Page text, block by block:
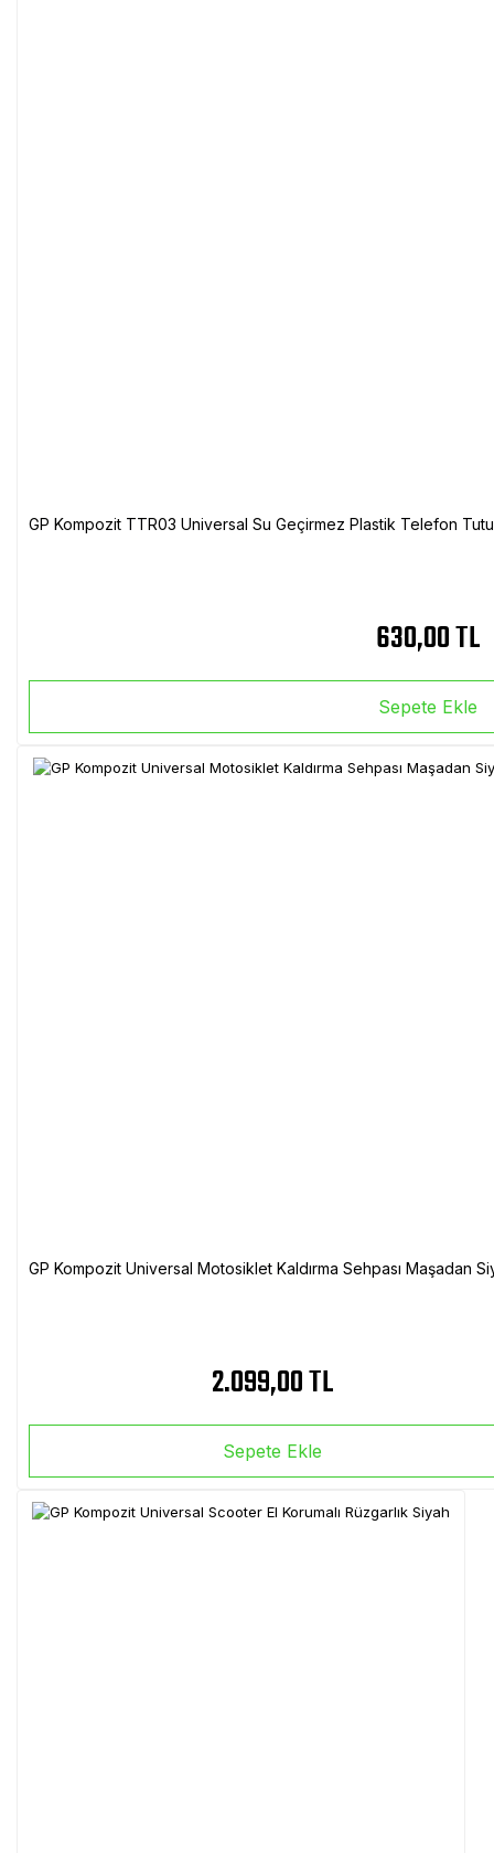
GP Kompozit TTR03 Universal Su Geçirmez Plastik Telefon
630,00 TL
Sepete Ekle
GP Kompozit Universal Motosiklet Kaldırma Sehpası Maşadan
2.099,00 TL
Sepete Ekle